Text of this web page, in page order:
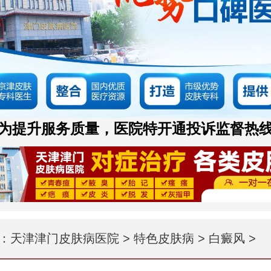
提升服务质量，医院特开通投诉监督热
天津津门皮肤病医院> 特色皮肤病 > 白癜风 >